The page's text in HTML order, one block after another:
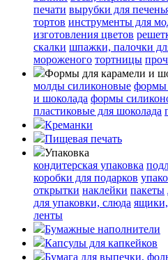
печати вырубки для
тортов инструменты для
изготовления цветов
скалки шпажки, палочки
мороженого тортницы
Формы для карамели и
молды силиконовые формы
и шоколада формы
пластиковые для шоколада
Креманки
Пищевая печать
Упаковка
кондитерская упаковка
коробки для подарков
открытки наклейки пакеты
для упаковки, слюда
ленты
Бумажные наполнители
Капсулы для капкейков
Бумага для выпечки,